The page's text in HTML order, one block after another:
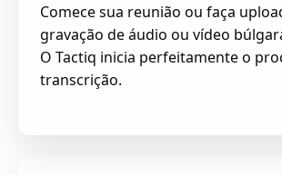
Comece sua reunião ou faça
gravação de áudio ou vídeo
O Tactiq inicia perfeitamente o
transcrição.